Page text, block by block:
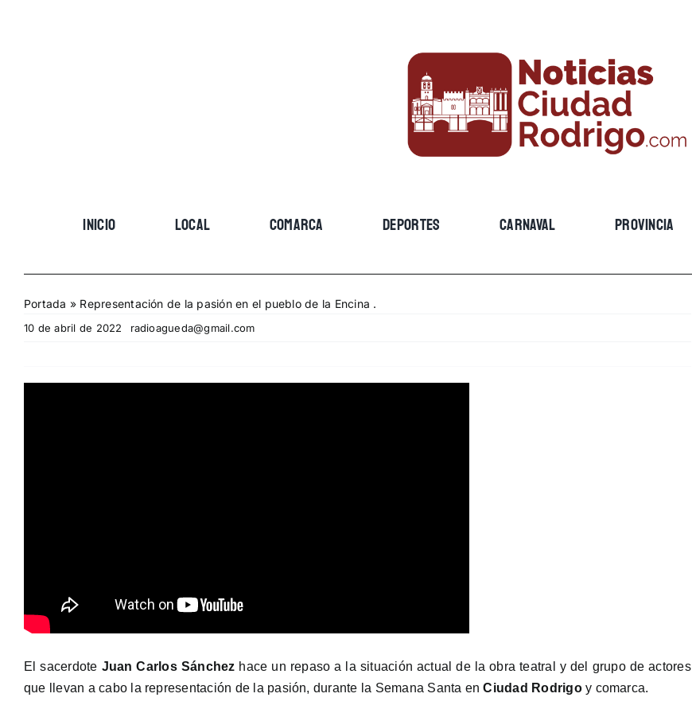
INICIO LOCAL COMARCA DEPORTES CARNAVAL PROVINCIA
Portada » Representación de la pasión en el pueblo de la Encina .
10 de abril de 2022 radioagueda@gmail.com
El sacerdote Juan Carlos Sánchez hace un repaso a la situación actual de la obra teatral y del grupo de actores
que llevan a cabo la representación de la pasión, durante la Semana Santa enCiudad Rodrigoy comarca.